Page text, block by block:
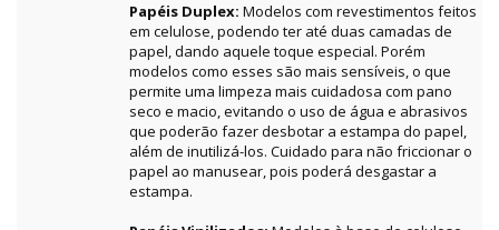
Papéis Duplex: Modelos com revestimentos feitos
em celulose, podendo ter até duas camadas de
papel, dando aquele toque especial. Porém
modelos como esses são mais sensíveis, o que
permite uma limpeza mais cuidadosa com pano
seco e macio, evitando o uso de água e abrasivos
que poderão fazer desbotar a estampa do papel,
além de inutilizá-los. Cuidado para não friccionar o
papel ao manusear, pois poderá desgastar a
estampa.